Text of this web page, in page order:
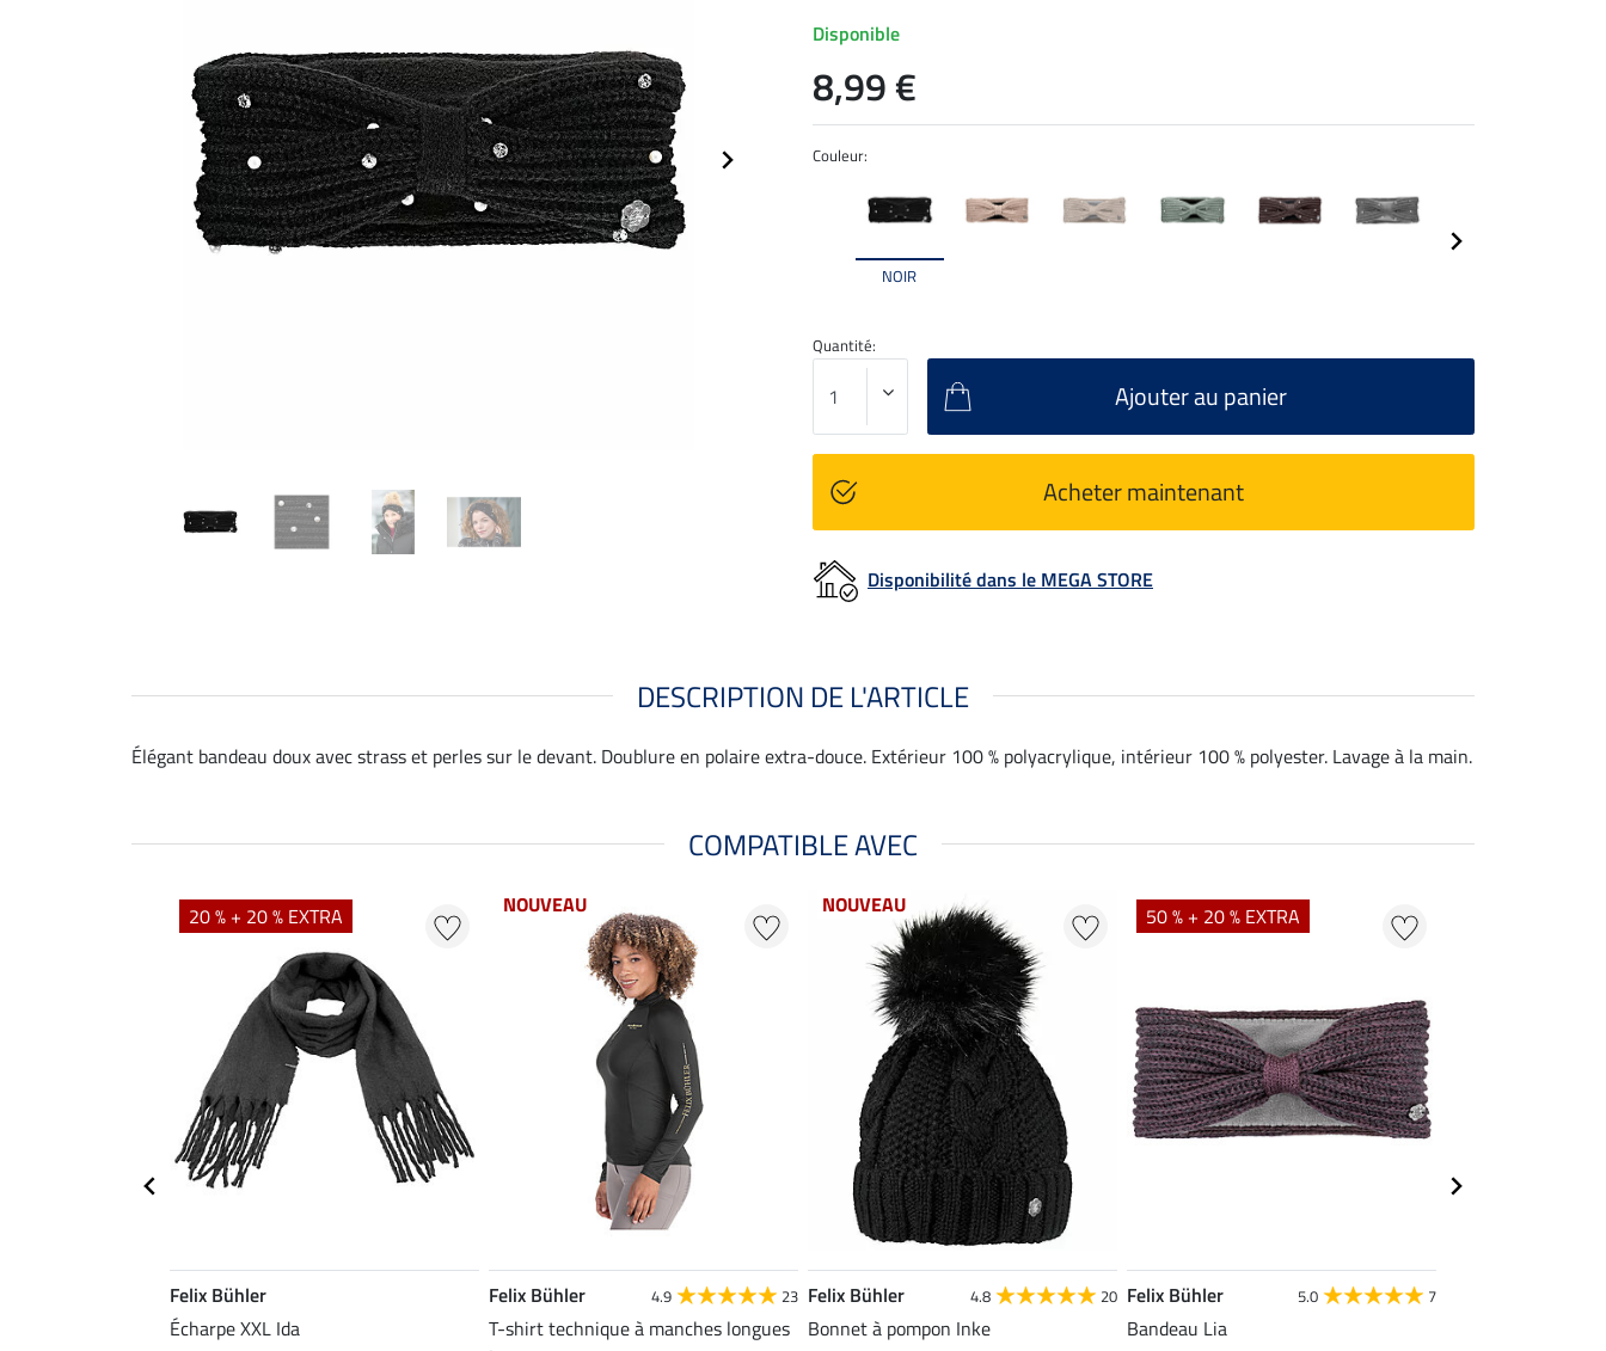
Couleur:
NOIR
Disponible
8,99 €
Quantité:
Ajouter au panier
Acheter maintenant
Disponibilité dans le MEGA STORE
DESCRIPTION DE L'ARTICLE
Élégant bandeau doux avec strass et perles sur le devant. Doublure en polaire extra-douce. Extérieur 100 % polyacrylique, intérieur 100 % polyester. Lavage à la main.
COMPATIBLE AVEC
20 % + 20 % EXTRA
Felix Bühler
Écharpe XXL Ida
NOUVEAU
Felix Bühler 4.9 23
T-shirt technique à manches longues
NOUVEAU
Felix Bühler 4.8 20
Bonnet à pompon Inke
50 % + 20 % EXTRA
Felix Bühler 5.0 7
Bandeau Lia